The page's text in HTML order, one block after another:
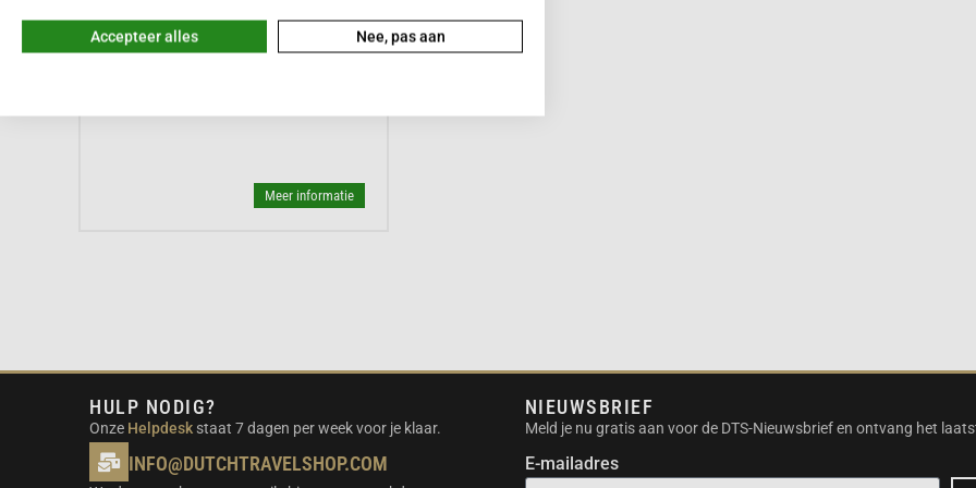
Meestal binnen een dag bezorgd
Mova Opzetborstels (3 stuks)
Meer informatie
HULP NODIG?
Onze Helpdesk staat 7 dagen per week voor je klaar.
INFO@DUTCHTRAVELSHOP.COM
NIEUWSBRIEF
Meld je nu gratis aan voor de DTS-Nieuwsbrief en ontvang het
E-mailadres
Accepteer alles Nee, pas aan